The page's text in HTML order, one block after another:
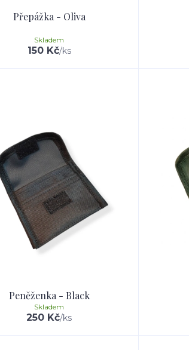
Přepážka - Oliva
150 Kč/ks
Skladem
Peněženka - Black
250 Kč/ks
Skladem